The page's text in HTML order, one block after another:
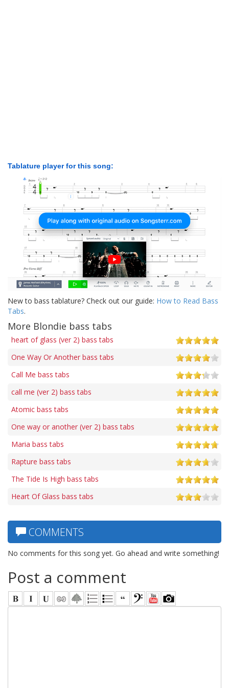
Tablature player for this song:
New to bass tablature? Check out our guide: How to Read Bass
Tabs.
More Blondie bass tabs
heart of glass (ver 2) bass tabs
One Way Or Another bass tabs
Call Me bass tabs
call me (ver 2) bass tabs
Atomic bass tabs
One way or another (ver 2) bass tabs
Maria bass tabs
Rapture bass tabs
The Tide Is High bass tabs
Heart Of Glass bass tabs
COMMENTS
No comments for this song yet. Go ahead and write something!
Post a comment